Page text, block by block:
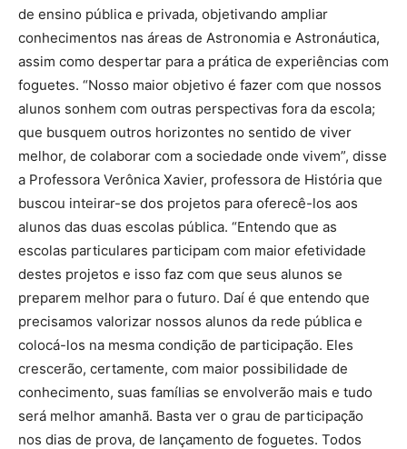
de ensino pública e privada, objetivando ampliar
conhecimentos nas áreas de Astronomia e Astronáutica,
assim como despertar para a prática de experiências com
foguetes. “Nosso maior objetivo é fazer com que nossos
alunos sonhem com outras perspectivas fora da escola;
que busquem outros horizontes no sentido de viver
melhor, de colaborar com a sociedade onde vivem”, disse
a Professora Verônica Xavier, professora de História que
buscou inteirar-se dos projetos para oferecê-los aos
alunos das duas escolas pública. “Entendo que as
escolas particulares participam com maior efetividade
destes projetos e isso faz com que seus alunos se
preparem melhor para o futuro. Daí é que entendo que
precisamos valorizar nossos alunos da rede pública e
colocá-los na mesma condição de participação. Eles
crescerão, certamente, com maior possibilidade de
conhecimento, suas famílias se envolverão mais e tudo
será melhor amanhã. Basta ver o grau de participação
nos dias de prova, de lançamento de foguetes. Todos